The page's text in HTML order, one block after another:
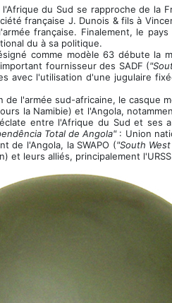
du Sud se rapproche de la
française J. Dunois & fils à
française. Finalement, le
du à sa politique.
comme modèle 63 débute la
fournisseur des SADF (
avec l'utilisation d'une jugulaire
de l'armée sud-africaine, le casque
la Namibie) et l'Angola,
entre l'Afrique du Sud et ses
Total de Angola": Union
de l'Angola, la SWAPO ("South
et leurs alliés, principalement